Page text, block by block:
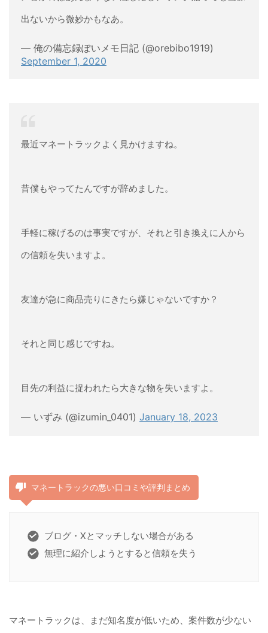
出ないから微妙かもなあ。
— 俺の備忘録ぽいメモ日記 (@orebibo1919)
September 1, 2020
最近マネートラックよく見かけますね。
昔僕もやってたんですが辞めました。
手軽に稼げるのは事実ですが、それと引き換えに人から
の信頼を失いますよ。
友達が急に商品売りにきたら嫌じゃないですか？
それと同じ感じですね。
目先の利益に捉われたら大きな物を失いますよ。
— いずみ (@izumin_0401) January 18, 2023
マネートラックの悪い口コミや評判まとめ
ブログ・Xとマッチしない場合がある
無理に紹介しようとすると信頼を失う
マネートラックは、まだ知名度が低いため、案件数が少ない